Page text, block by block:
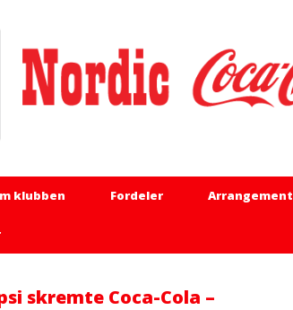
klubben Fordeler Arrangement
skremte Coca-Cola –